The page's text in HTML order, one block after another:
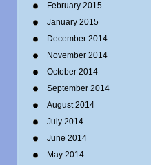
February 2015
January 2015
December 2014
November 2014
October 2014
September 2014
August 2014
July 2014
June 2014
May 2014